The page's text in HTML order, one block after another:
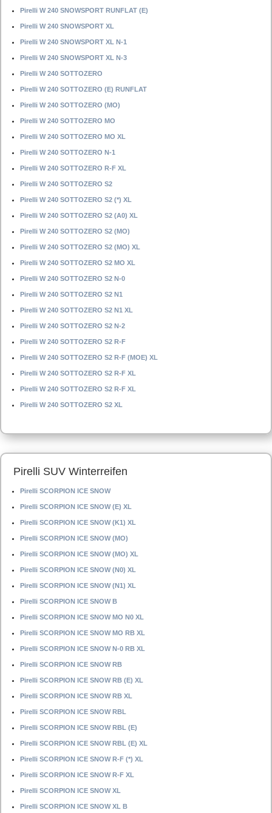
Pirelli W 240 SNOWSPORT RUNFLAT (E)
Pirelli W 240 SNOWSPORT XL
Pirelli W 240 SNOWSPORT XL N-1
Pirelli W 240 SNOWSPORT XL N-3
Pirelli W 240 SOTTOZERO
Pirelli W 240 SOTTOZERO (E) RUNFLAT
Pirelli W 240 SOTTOZERO (MO)
Pirelli W 240 SOTTOZERO MO
Pirelli W 240 SOTTOZERO MO XL
Pirelli W 240 SOTTOZERO N-1
Pirelli W 240 SOTTOZERO R-F XL
Pirelli W 240 SOTTOZERO S2
Pirelli W 240 SOTTOZERO S2 (*) XL
Pirelli W 240 SOTTOZERO S2 (A0) XL
Pirelli W 240 SOTTOZERO S2 (MO)
Pirelli W 240 SOTTOZERO S2 (MO) XL
Pirelli W 240 SOTTOZERO S2 MO XL
Pirelli W 240 SOTTOZERO S2 N-0
Pirelli W 240 SOTTOZERO S2 N1
Pirelli W 240 SOTTOZERO S2 N1 XL
Pirelli W 240 SOTTOZERO S2 N-2
Pirelli W 240 SOTTOZERO S2 R-F
Pirelli W 240 SOTTOZERO S2 R-F (MOE) XL
Pirelli W 240 SOTTOZERO S2 R-F XL
Pirelli W 240 SOTTOZERO S2 R-F XL
Pirelli W 240 SOTTOZERO S2 XL
Pirelli SUV Winterreifen
Pirelli SCORPION ICE SNOW
Pirelli SCORPION ICE SNOW (E) XL
Pirelli SCORPION ICE SNOW (K1) XL
Pirelli SCORPION ICE SNOW (MO)
Pirelli SCORPION ICE SNOW (MO) XL
Pirelli SCORPION ICE SNOW (N0) XL
Pirelli SCORPION ICE SNOW (N1) XL
Pirelli SCORPION ICE SNOW B
Pirelli SCORPION ICE SNOW MO N0 XL
Pirelli SCORPION ICE SNOW MO RB XL
Pirelli SCORPION ICE SNOW N-0 RB XL
Pirelli SCORPION ICE SNOW RB
Pirelli SCORPION ICE SNOW RB (E) XL
Pirelli SCORPION ICE SNOW RB XL
Pirelli SCORPION ICE SNOW RBL
Pirelli SCORPION ICE SNOW RBL (E)
Pirelli SCORPION ICE SNOW RBL (E) XL
Pirelli SCORPION ICE SNOW R-F (*) XL
Pirelli SCORPION ICE SNOW R-F XL
Pirelli SCORPION ICE SNOW XL
Pirelli SCORPION ICE SNOW XL B